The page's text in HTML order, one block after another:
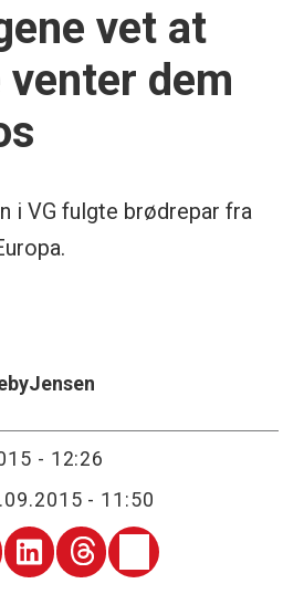
vet at
venter dem
i VG fulgte brødrepar fra
i Europa.
Jensen
- 12:26
- 11:50